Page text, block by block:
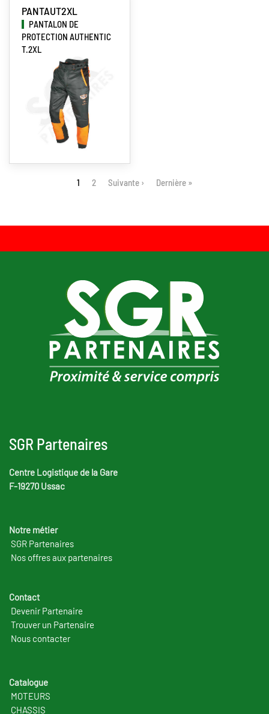
PANTAUT2XL
PANTALON DE
PROTECTION AUTHENTIC
T.2XL
1 Page
2 Suivante › Dernière »
SGR Partenaires
Centre Logistique de la Gare
F-19270 Ussac
Notre métier
SGR Partenaires
Nos offres aux partenaires
Contact
Devenir Partenaire
Trouver un Partenaire
Nous contacter
Catalogue
MOTEURS
CHASSIS